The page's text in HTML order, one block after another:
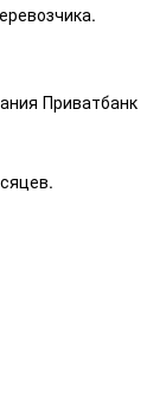
Приватбанк